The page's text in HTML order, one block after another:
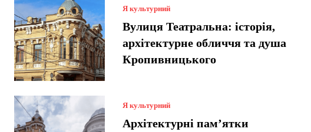
Я культурний
Вулиця Театральна: історія,
архітектурне обличчя та душа
Кропивницького
Я культурний
Архітектурні пам’ятки